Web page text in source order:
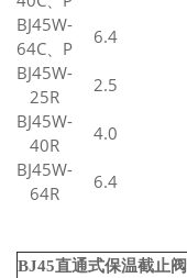
BJ45W-
64C、P
6.4
BJ45W-
25R
2.5
BJ45W-
40R
4.0
BJ45W-
64R
6.4
BJ45直通式保温截止阀